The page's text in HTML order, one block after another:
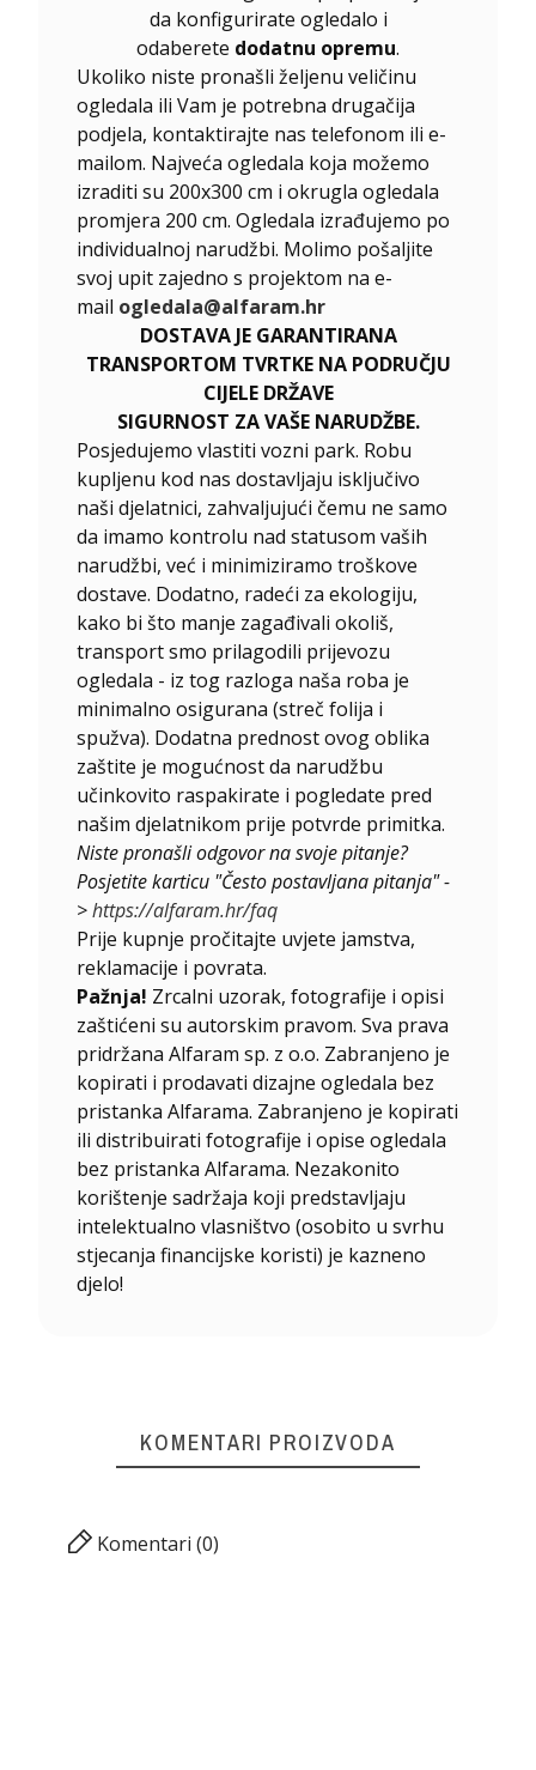
da konfigurirate ogledalo i
odaberete dodatnu opremu.
Ukoliko niste pronašli željenu veličinu
ogledala ili Vam je potrebna drugačija
podjela, kontaktirajte nas telefonom ili e-
mailom. Najveća ogledala koja možemo
izraditi su 200x300 cm i okrugla ogledala
promjera 200 cm. Ogledala izrađujemo po
individualnoj narudžbi. Molimo pošaljite
svoj upit zajedno s projektom na e-
mail ogledala@alfaram.hr
DOSTAVA JE GARANTIRANA
TRANSPORTOM TVRTKE NA PODRUČJU
CIJELE DRŽAVE
SIGURNOST ZA VAŠE NARUDŽBE.
Posjedujemo vlastiti vozni park. Robu
kupljenu kod nas dostavljaju isključivo
naši djelatnici, zahvaljujući čemu ne samo
da imamo kontrolu nad statusom vaših
narudžbi, već i minimiziramo troškove
dostave. Dodatno, radeći za ekologiju,
kako bi što manje zagađivali okoliš,
transport smo prilagodili prijevozu
ogledala - iz tog razloga naša roba je
minimalno osigurana (streč folija i
spužva). Dodatna prednost ovog oblika
zaštite je mogućnost da narudžbu
učinkovito raspakirate i pogledate pred
našim djelatnikom prije potvrde primitka.
Niste pronašli odgovor na svoje pitanje?
Posjetite karticu "Često postavljana pitanja" -
>https://alfaram.hr/faq
Prije kupnje pročitajte uvjete jamstva,
reklamacije i povrata.
Pažnja! Zrcalni uzorak, fotografije i opisi
zaštićeni su autorskim pravom. Sva prava
pridržana Alfaram sp. z o.o. Zabranjeno je
kopirati i prodavati dizajne ogledala bez
pristanka Alfarama. Zabranjeno je kopirati
ili distribuirati fotografije i opise ogledala
bez pristanka Alfarama. Nezakonito
korištenje sadržaja koji predstavljaju
intelektualno vlasništvo (osobito u svrhu
stjecanja financijske koristi) je kazneno
djelo!
KOMENTARI PROIZVODA
Komentari (0)